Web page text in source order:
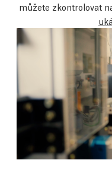
můžete zkontrolovat